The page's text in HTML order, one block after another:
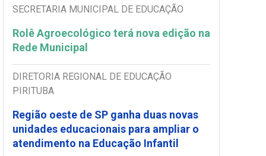
SECRETARIA MUNICIPAL DE EDUCAÇÃO
Rolê Agroecológico terá nova edição na
Rede Municipal
DIRETORIA REGIONAL DE EDUCAÇÃO
PIRITUBA
Região oeste de SP ganha duas novas
unidades educacionais para ampliar o
atendimento na Educação Infantil